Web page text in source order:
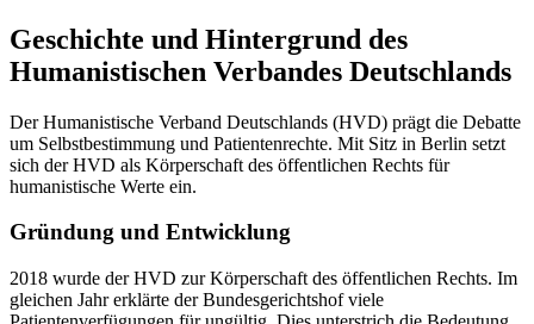
Geschichte und Hintergrund des
Humanistischen Verbandes Deutschlands
Der Humanistische Verband Deutschlands (HVD) prägt die Debatte
um Selbstbestimmung und Patientenrechte. Mit Sitz in Berlin setzt
sich der HVD als Körperschaft des öffentlichen Rechts für
humanistische Werte ein.
Gründung und Entwicklung
2018 wurde der HVD zur Körperschaft des öffentlichen Rechts. Im
gleichen Jahr erklärte der Bundesgerichtshof viele